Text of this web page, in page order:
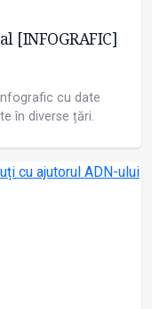
[INFOGRAFIC]
cu date
în diverse țări.